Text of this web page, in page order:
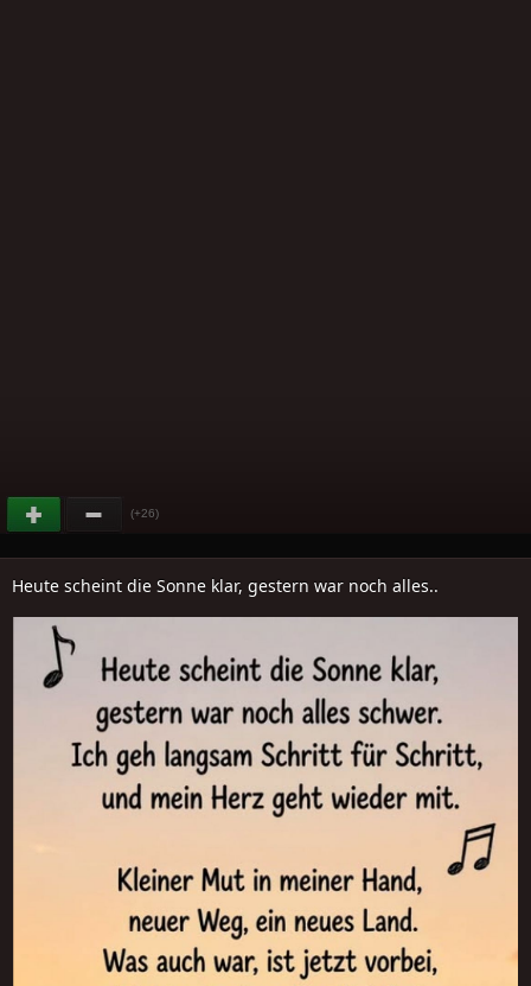
(+26)
Heute scheint die Sonne klar, gestern war noch alles..